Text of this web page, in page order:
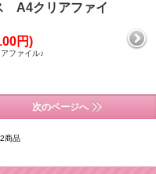
A4クリアファイ
円)
ファイル♪
次のページへ
商品